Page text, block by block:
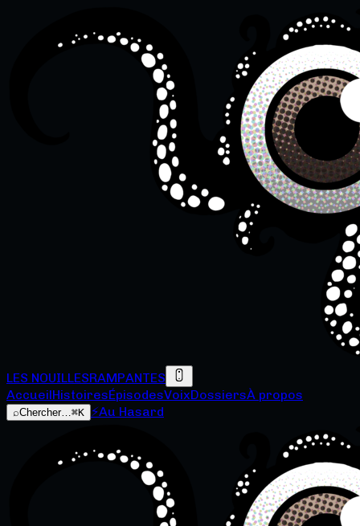
LES NOUILLESRAMPANTES
AccueilHistoiresÉpisodesVoixDossiersÀ propos
⌕Chercher…⌘K ⚡Au Hasard